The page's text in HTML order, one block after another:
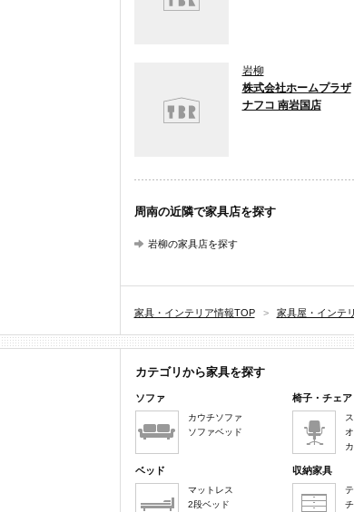
岩柳
株式会社ホームプラザ
ナフコ 南岩国店
周南の近隣で家具店を探す
岩柳の家具店を探す
家具・インテリア情報TOP > 家具屋・インテ
カテゴリから家具を探す
ソファ
カウチソファ
ソファベッド
椅子・チェア
ベッド
マットレス
2段ベッド
収納家具